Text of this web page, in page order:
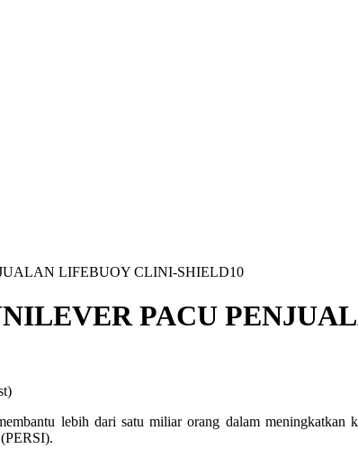
LIFEBUOY CLINI-SHIELD10
PACU
lebih dari satu miliar orang dalam